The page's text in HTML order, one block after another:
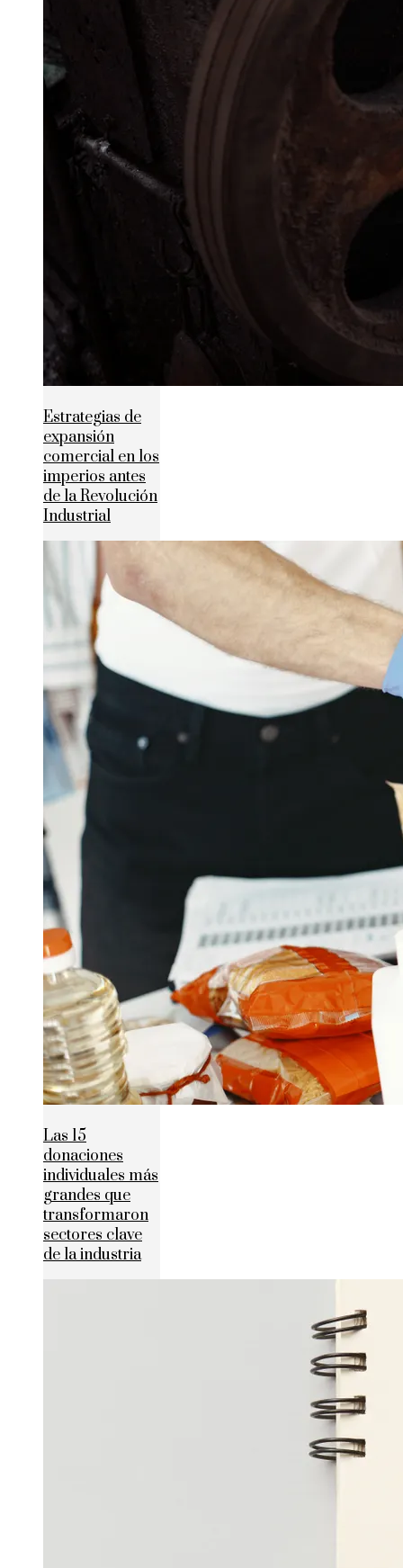
Estrategias de
expansión
comercial en los
imperios antes
de la Revolución
Industrial
Las 15
donaciones
individuales más
grandes que
transformaron
sectores clave
de la industria